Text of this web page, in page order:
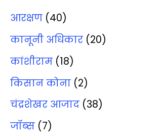
आरक्षण (40)
कानूनी अधिकार (20)
कांशीराम (18)
किसान कोना (2)
चंद्रशेखर आजाद (38)
जॉब्‍स (7)